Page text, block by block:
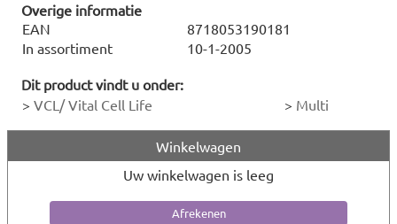
Overige informatie
EAN
8718053190181
In assortiment
10-1-2005
Dit product vindt u onder:
> VCL/ Vital Cell Life > Multi
Winkelwagen
Uw winkelwagen is leeg